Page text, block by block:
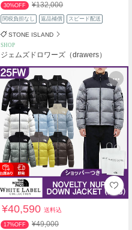
30%OFF ¥132,000
関税負担なし 返品補償 スピード配送
STONE ISLAND
SHOP
ジェムズドロワーズ（drawers）
¥40,590送料込
17%OFF ¥49,000